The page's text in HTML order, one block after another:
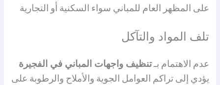
على المظهر العام للمباني سواء السكنية أو التجارية
تلف المواد والتآكل
عدم الاهتمام بـتنظيف واجهات المباني في الفجيرة
يؤدي إلى تراكم العوامل الجوية والأملاح والرطوبة على